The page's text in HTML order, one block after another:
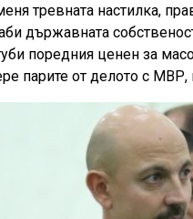
тревната настилка,
държавната
поредния ценен за
парите от делото с